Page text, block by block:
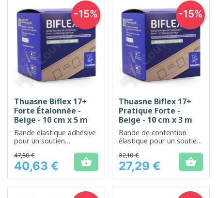
Thuasne Biflex 17+
Forte Étalonnée -
Beige - 10 cm x 5 m
Bande élastique adhésive
pour un soutien
efficace
Prix
47,80 €
40,63 € 
-15%
Thuasne Biflex 17+
Pratique Forte -
Beige - 10 cm x 3 m
Bande de contention
élastique pour un soutien
compression contrôlée
Prix
32,10 €
27,29 € 
-15%